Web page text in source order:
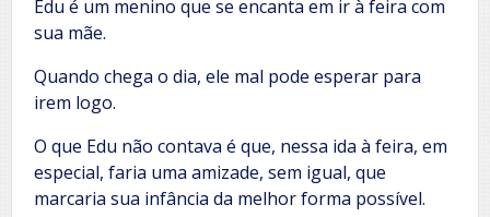
Edu é um menino que se encanta em ir à feira com
sua mãe.
Quando chega o dia, ele mal pode esperar para
irem logo.
O que Edu não contava é que, nessa ida à feira, em
especial, faria uma amizade, sem igual, que
marcaria sua infância da melhor forma possível.